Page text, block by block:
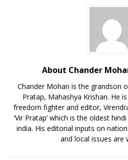
About Chander
Chander Mohan is the grandson
Pratap, Mahashya Krishan. He
freedom fighter and editor,
‘Vir Pratap’ which is the oldest
india. His editorial inputs on
and local issues are